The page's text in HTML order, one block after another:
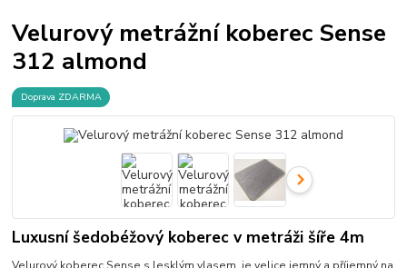
Velurový metrážní koberec Sense
312 almond
Doprava ZDARMA
Luxusní šedobéžový koberec v metráži šíře 4m